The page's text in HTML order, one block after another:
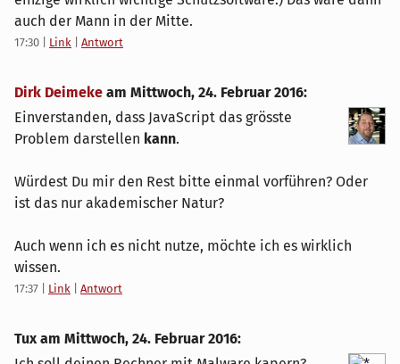
auch der Mann in der Mitte.
17:30 Link Antwort
Dirk Deimeke am Mittwoch, 24. Februar 2016:
Einverstanden, dass JavaScript das grösste
Problem darstellen kann.
Würdest Du mir den Rest bitte einmal vorführen? Oder
ist das nur akademischer Natur?
Auch wenn ich es nicht nutze, möchte ich es wirklich
wissen.
17:37 Link Antwort
Tux am Mittwoch, 24. Februar 2016: